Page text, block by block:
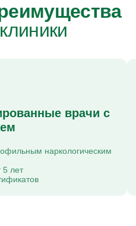
врачи с
наркологическим
5 лет